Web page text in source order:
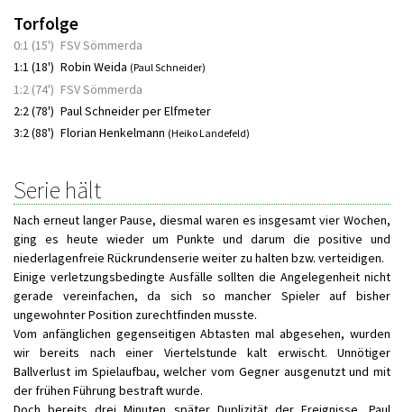
Torfolge
0:1 (15') FSV Sömmerda
1:1 (18') Robin Weida (Paul Schneider)
1:2 (74') FSV Sömmerda
2:2 (78') Paul Schneider per Elfmeter
3:2 (88') Florian Henkelmann (Heiko Landefeld)
Serie hält
Nach erneut langer Pause, diesmal waren es insgesamt vier Wochen,
ging es heute wieder um Punkte und darum die positive und
niederlagenfreie Rückrundenserie weiter zu halten bzw. verteidigen.
Einige verletzungsbedingte Ausfälle sollten die Angelegenheit nicht
gerade vereinfachen, da sich so mancher Spieler auf bisher
ungewohnter Position zurechtfinden musste.
Vom anfänglichen gegenseitigen Abtasten mal abgesehen, wurden
wir bereits nach einer Viertelstunde kalt erwischt. Unnötiger
Ballverlust im Spielaufbau, welcher vom Gegner ausgenutzt und mit
der frühen Führung bestraft wurde.